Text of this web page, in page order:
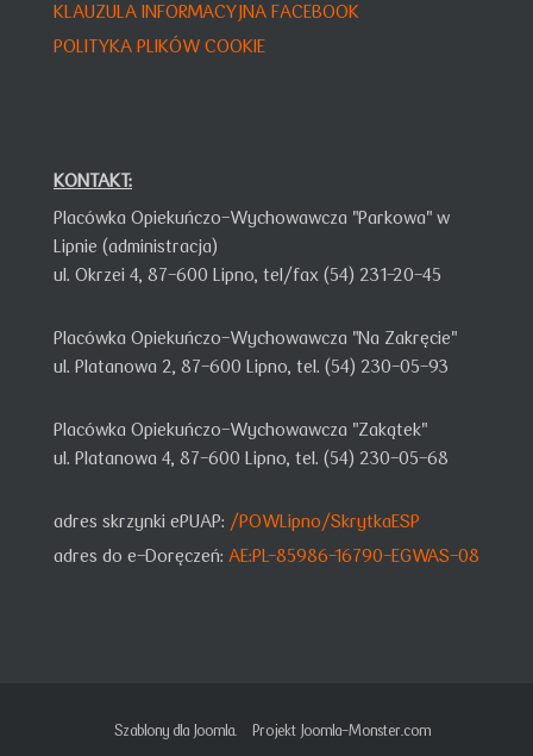
KLAUZULA INFORMACYJNA FACEBOOK
POLITYKA PLIKÓW COOKIE
KONTAKT:
Placówka Opiekuńczo-Wychowawcza "Parkowa" w
Lipnie (administracja)
ul. Okrzei 4, 87-600 Lipno, tel/fax (54) 231-20-45
Placówka Opiekuńczo-Wychowawcza "Na Zakręcie"
ul. Platanowa 2, 87-600 Lipno, tel. (54) 230-05-93
Placówka Opiekuńczo-Wychowawcza "Zakątek"
ul. Platanowa 4, 87-600 Lipno, tel. (54) 230-05-68
adres skrzynki ePUAP: /POWLipno/SkrytkaESP
adres do e-Doręczeń: AE:PL-85986-16790-EGWAS-08
Szablony dla Joomla. Projekt Joomla-Monster.com